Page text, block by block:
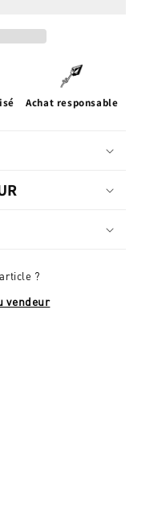
Achat responsable
?
vendeur